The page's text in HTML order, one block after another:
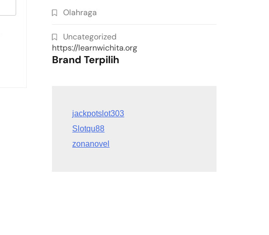
Olahraga
Uncategorized
https://learnwichita.org
Brand Terpilih
Slotqu88
zonanovel